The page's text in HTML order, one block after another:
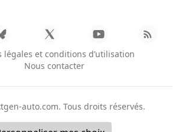
légales et conditions d’utilisation
Nous contacter
auto.com. Tous droits réservés.